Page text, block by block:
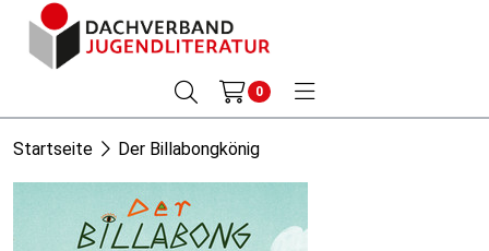
0
Startseite Der Billabongkönig